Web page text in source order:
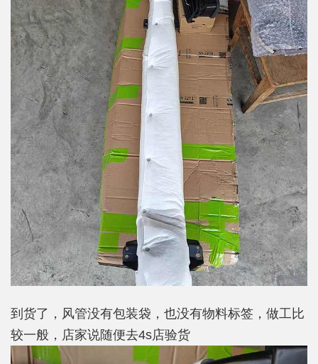
到货了，风管没有包装袋，也没有物料标签，做工比
较一般，店家说随便去4s店验货